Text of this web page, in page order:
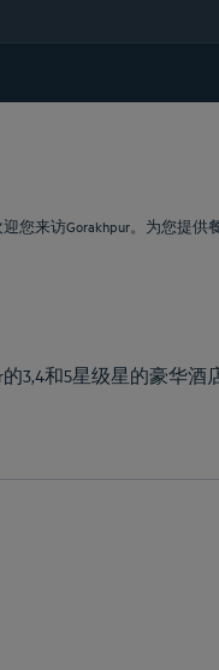
您来访Gorakhpur。为您提
的3,4和5星级星的豪华